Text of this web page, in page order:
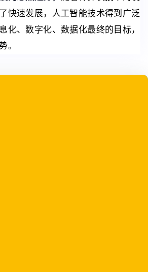
快速发展，人工智能技术得到广泛
化、数字化、数据化最终的目标，
。